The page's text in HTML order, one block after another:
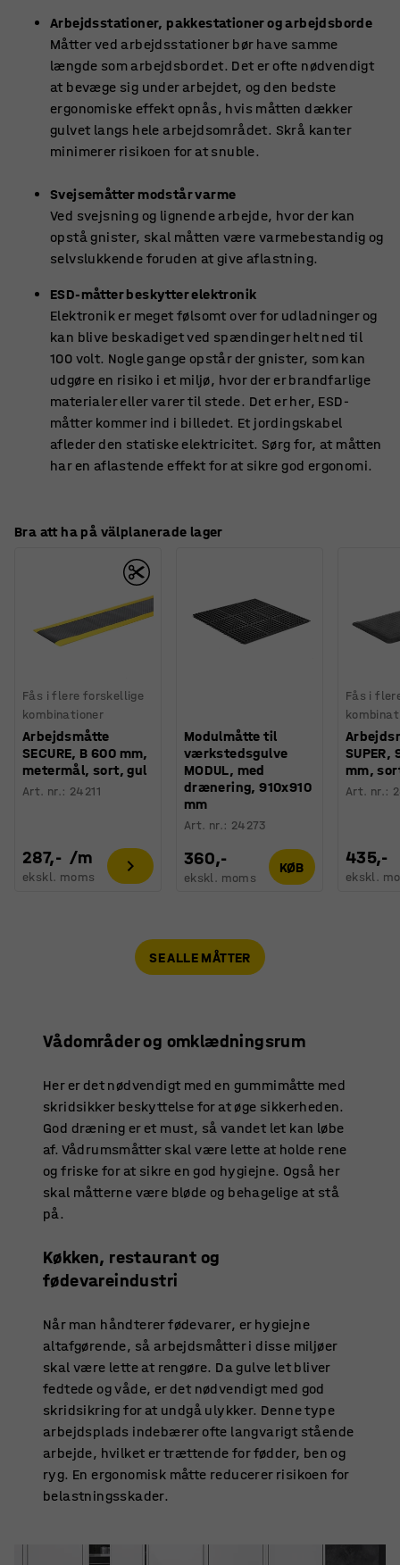
Arbejdsstationer, pakkestationer og arbejdsborde
Måtter ved arbejdsstationer bør have samme
længde som arbejdsbordet. Det er ofte nødvendigt
at bevæge sig under arbejdet, og den bedste
ergonomiske effekt opnås, hvis måtten dækker
gulvet langs hele arbejdsområdet. Skrå kanter
minimerer risikoen for at snuble.
Svejsemåtter modstår varme
Ved svejsning og lignende arbejde, hvor der kan
opstå gnister, skal måtten være varmebestandig og
selvslukkende foruden at give aflastning.
ESD-måtter beskytter elektronik
Elektronik er meget følsomt over for udladninger og
kan blive beskadiget ved spændinger helt ned til
100 volt. Nogle gange opstår der gnister, som kan
udgøre en risiko i et miljø, hvor der er brandfarlige
materialer eller varer til stede. Det er her, ESD-
måtter kommer ind i billedet. Et jordingskabel
afleder den statiske elektricitet. Sørg for, at måtten
har en aflastende effekt for at sikre god ergonomi.
Bra att ha på välplanerade lager
Fås i flere forskellige
kombinationer
Arbejdsmåtte
SECURE, B 600 mm,
metermål, sort, gul
Art. nr.: 24211
287,- /m
ekskl. moms
Modulmåtte til
værkstedsgulve
MODUL, med
drænering, 910x910
mm
Art. nr.: 24273
360,-
ekskl. moms
KØB
Fås i
SUPER,
mm,
Art. nr.:
435,-
ekskl.
SE ALLE MÅTTER
Vådområder og omklædningsrum
Her er det nødvendigt med en gummimåtte med
skridsikker beskyttelse for at øge sikkerheden.
God dræning er et must, så vandet let kan løbe
af. Vådrumsmåtter skal være lette at holde rene
og friske for at sikre en god hygiejne. Også her
skal måtterne være bløde og behagelige at stå
på.
Køkken, restaurant og
fødevareindustri
Når man håndterer fødevarer, er hygiejne
altafgørende, så arbejdsmåtter i disse miljøer
skal være lette at rengøre. Da gulve let bliver
fedtede og våde, er det nødvendigt med god
skridsikring for at undgå ulykker. Denne type
arbejdsplads indebærer ofte langvarigt stående
arbejde, hvilket er trættende for fødder, ben og
ryg. En ergonomisk måtte reducerer risikoen for
belastningsskader.